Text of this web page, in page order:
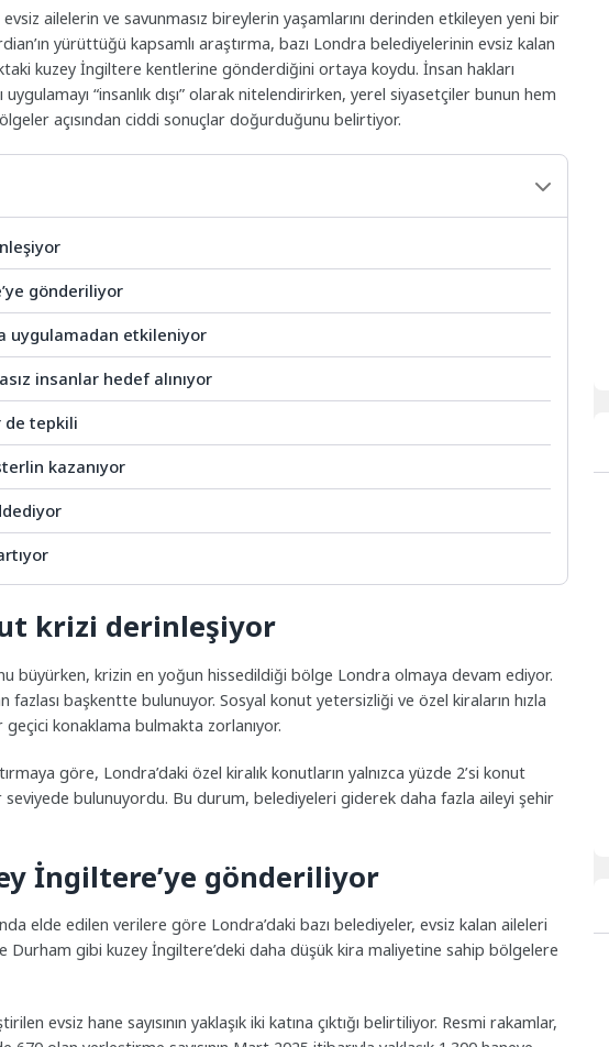
ailelerin ve savunmasız bireylerin yaşamlarını derinden etkileyen yeni bir
yürüttüğü kapsamlı araştırma, bazı Londra belediyelerinin evsiz kalan
kuzey İngiltere kentlerine gönderdiğini ortaya koydu. İnsan hakları
“insanlık dışı” olarak nitelendirirken, yerel siyasetçiler bunun hem
açısından ciddi sonuçlar doğurduğunu belirtiyor.
gönderiliyor
uygulamadan etkileniyor
insanlar hedef alınıyor
de tepkili
kazanıyor
krizi derinleşiyor
büyürken, krizin en yoğun hissedildiği bölge Londra olmaya devam ediyor.
fazlası başkentte bulunuyor. Sosyal konut yetersizliği ve özel kiraların hızla
konaklama bulmakta zorlanıyor.
göre, Londra’daki özel kiralık konutların yalnızca yüzde 2’si konut
seviyede bulunuyordu. Bu durum, belediyeleri giderek daha fazla aileyi şehir
İngiltere’ye gönderiliyor
elde edilen verilere göre Londra’daki bazı belediyeler, evsiz kalan aileleri
gibi kuzey İngiltere’deki daha düşük kira maliyetine sahip bölgelere
evsiz hane sayısının yaklaşık iki katına çıktığı belirtiliyor. Resmi rakamlar,